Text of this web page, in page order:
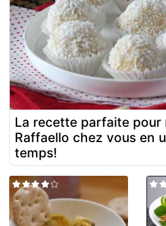
La recette parfaite pour
Raffaello chez vous en
temps!